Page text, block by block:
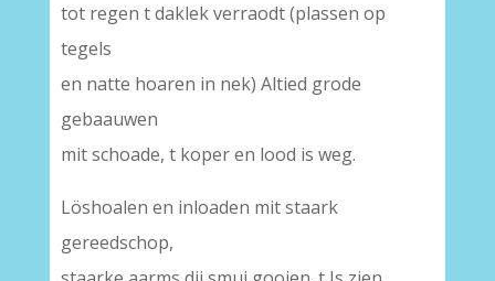
tot regen t daklek verraodt (plassen op
tegels
en natte hoaren in nek) Altied grode
gebaauwen
mit schoade, t koper en lood is weg.
Löshoalen en inloaden mit staark
gereedschop,